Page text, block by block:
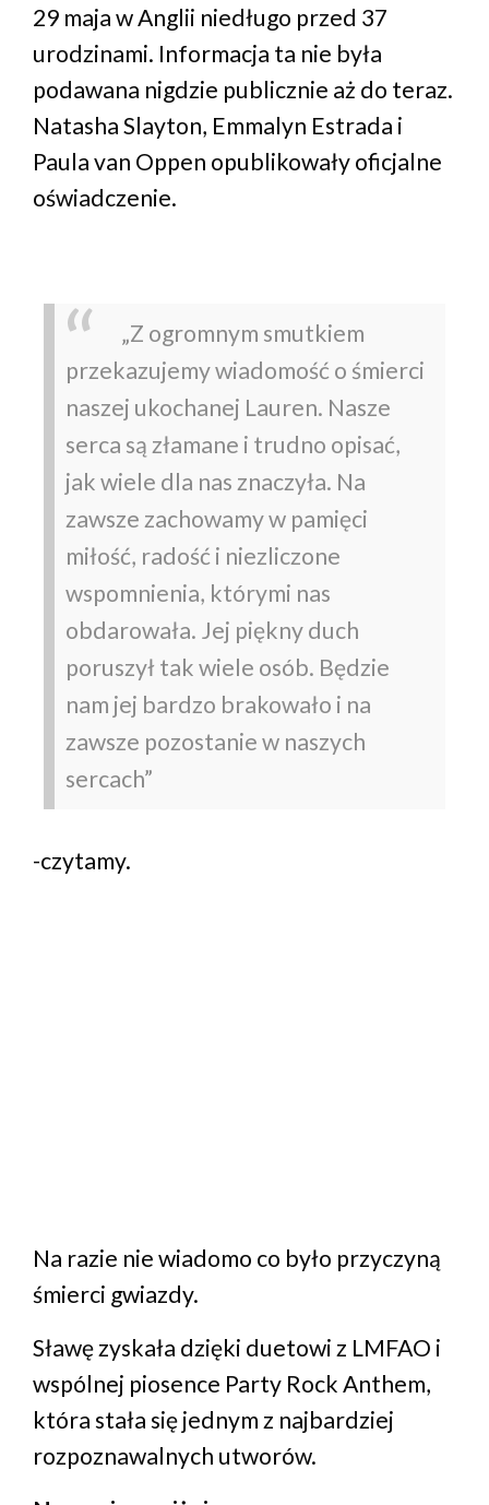
29 maja w Anglii niedługo przed 37
urodzinami. Informacja ta nie była
podawana nigdzie publicznie aż do teraz.
Natasha Slayton, Emmalyn Estrada i
Paula van Oppen opublikowały oficjalne
oświadczenie.
„Z ogromnym smutkiem
przekazujemy wiadomość o śmierci
naszej ukochanej Lauren. Nasze
serca są złamane i trudno opisać,
jak wiele dla nas znaczyła. Na
zawsze zachowamy w pamięci
miłość, radość i niezliczone
wspomnienia, którymi nas
obdarowała. Jej piękny duch
poruszył tak wiele osób. Będzie
nam jej bardzo brakowało i na
zawsze pozostanie w naszych
sercach”
-czytamy.
Na razie nie wiadomo co było przyczyną
śmierci gwiazdy.
Sławę zyskała dzięki duetowi z LMFAO i
wspólnej piosence Party Rock Anthem,
która stała się jednym z najbardziej
rozpoznawalnych utworów.